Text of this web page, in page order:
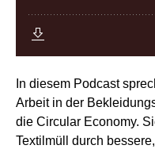
In diesem Podcast
Arbeit in der
die Circular Economy.
Textilmüll durch